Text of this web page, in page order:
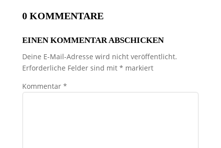
0 KOMMENTARE
EINEN KOMMENTAR ABSCHICKEN
Deine E-Mail-Adresse wird nicht veröffentlicht.
Erforderliche Felder sind mit * markiert
Kommentar *